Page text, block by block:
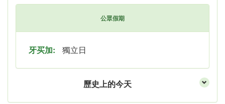
公眾假期
牙买加: 獨立日
歷史上的今天